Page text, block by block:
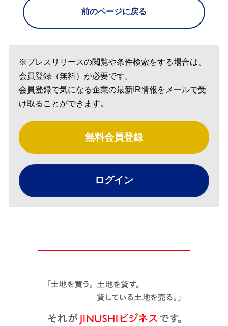
前のページに戻る
※プレスリリースの閲覧や条件検索をする場合は、
会員登録（無料）が必要です。
会員登録で気になる企業の最新IR情報をメールで受
け取ることができます。
無料会員登録
ログイン